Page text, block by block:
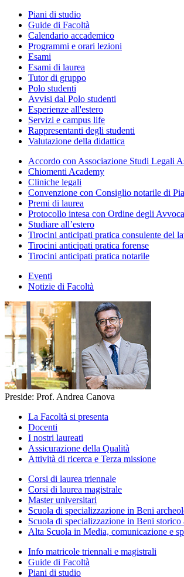
Piani di studio
Guide di Facoltà
Calendario accademico
Programmi e orari lezioni
Esami
Esami di laurea
Tutor di gruppo
Polo studenti
Avvisi dal Polo studenti
Esperienze all'estero
Servizi e campus life
Rappresentanti degli studenti
Valutazione della didattica
Accordo con Associazione Studi Legali
Chiomenti Academy
Cliniche legali
Convenzione con Consiglio notarile di
Premi di laurea
Protocollo intesa con Ordine degli
Studiare all’estero
Tirocini anticipati pratica consulente del
Tirocini anticipati pratica forense
Tirocini anticipati pratica notarile
Eventi
Notizie di Facoltà
Preside: Prof. Andrea Canova
La Facoltà si presenta
Docenti
I nostri laureati
Assicurazione della Qualità
Attività di ricerca e Terza missione
Corsi di laurea triennale
Corsi di laurea magistrale
Master universitari
Scuola di specializzazione in Beni
Scuola di specializzazione in Beni storico
Alta Scuola in Media, comunicazione e
Info matricole triennali e magistrali
Guide di Facoltà
Piani di studio